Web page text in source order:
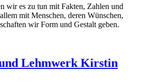
wir es zu tun mit Fakten, Zahlen und
mit Menschen, deren Wünschen,
wir Form und Gestalt geben.
Lehmwerk Kirstin